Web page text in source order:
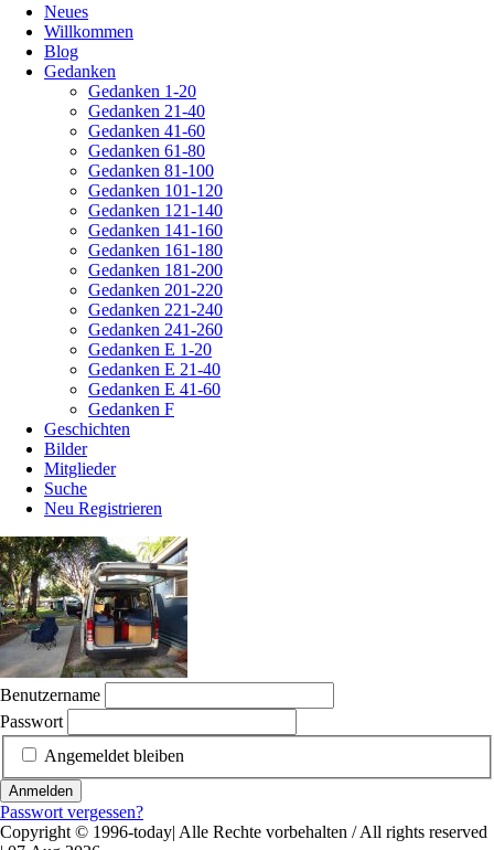
überspringen
Neues
Willkommen
Blog
Gedanken
Gedanken 1-20
Gedanken 21-40
Gedanken 41-60
Gedanken 61-80
Gedanken 81-100
Gedanken 101-120
Gedanken 121-140
Gedanken 141-160
Gedanken 161-180
Gedanken 181-200
Gedanken 201-220
Gedanken 221-240
Gedanken 241-260
Gedanken E 1-20
Gedanken E 21-40
Gedanken E 41-60
Gedanken F
Geschichten
Bilder
Mitglieder
Suche
Neu Registrieren
Benutzername
Passwort
Angemeldet bleiben
Anmelden
Passwort vergessen?
Copyright © 1996-today| Alle Rechte vorbehalten / All rights reserved